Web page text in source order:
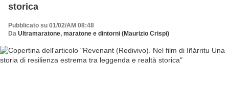
storica
Pubblicato su 01/02/AM 08:48
Da Ultramaratone, maratone e dintorni (Maurizio Crispi)